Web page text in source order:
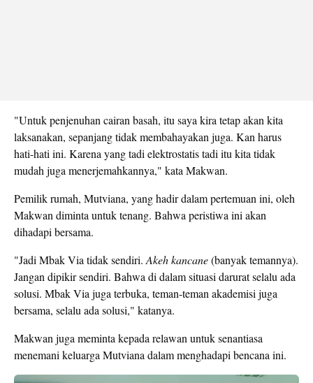
"Untuk penjenuhan cairan basah, itu saya kira tetap akan kita
laksanakan, sepanjang tidak membahayakan juga. Kan harus
hati-hati ini. Karena yang tadi elektrostatis tadi itu kita tidak
mudah juga menerjemahkannya," kata Makwan.
Pemilik rumah, Mutviana, yang hadir dalam pertemuan ini, oleh
Makwan diminta untuk tenang. Bahwa peristiwa ini akan
dihadapi bersama.
"Jadi Mbak Via tidak sendiri. Akeh kancane(banyak temannya).
Jangan dipikir sendiri. Bahwa di dalam situasi darurat selalu ada
solusi. Mbak Via juga terbuka, teman-teman akademisi juga
bersama, selalu ada solusi," katanya.
Makwan juga meminta kepada relawan untuk senantiasa
menemani keluarga Mutviana dalam menghadapi bencana ini.